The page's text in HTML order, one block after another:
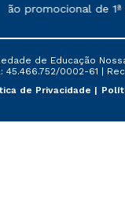
de
promocional de 1ª
de Educação
45.466.752/0002-61 |
de Privacidade